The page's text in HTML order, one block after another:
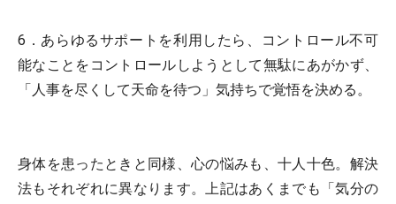
6．あらゆるサポートを利用したら、コントロール不可
能なことをコントロールしようとして無駄にあがかず、
「人事を尽くして天命を待つ」気持ちで覚悟を決める。
身体を患ったときと同様、心の悩みも、十人十色。解決
法もそれぞれに異なります。上記はあくまでも「気分の